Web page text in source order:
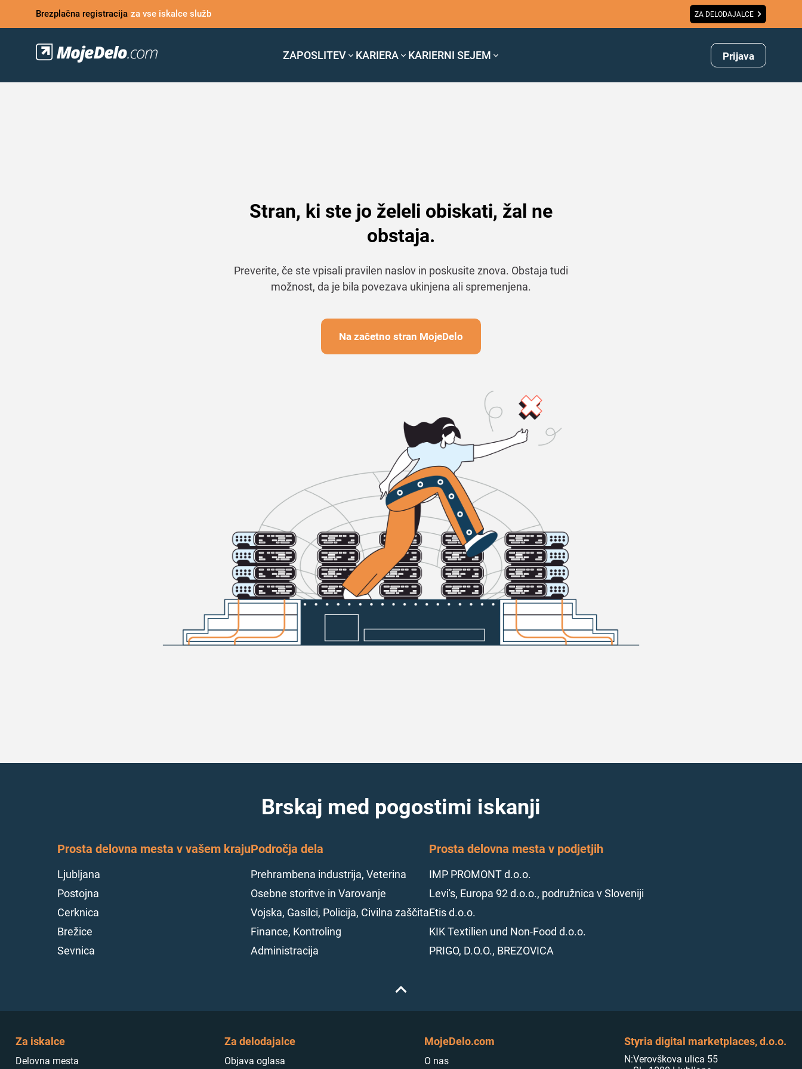
Brezplačna registracija za vse iskalce služb ZA DELODAJALCE
ZAPOSLITEV KARIERA KARIERNI SEJEM Prijava
Stran, ki ste jo želeli obiskati, žal ne
obstaja.
Preverite, če ste vpisali pravilen naslov in poskusite znova. Obstaja tudi
možnost, da je bila povezava ukinjena ali spremenjena.
Na začetno stran MojeDelo
Brskaj med pogostimi iskanji
Prosta delovna mesta v vašem kraju
Ljubljana
Postojna
Cerknica
Brežice
Sevnica
Področja dela
Prehrambena industrija, Veterina
Osebne storitve in Varovanje
Vojska, Gasilci, Policija, Civilna zaščita
Finance, Kontroling
Administracija
Prosta delovna mesta v podjetjih
IMP PROMONT d.o.o.
Levi's, Europa 92 d.o.o., podružnica v Sloveniji
Etis d.o.o.
KIK Textilien und Non-Food d.o.o.
PRIGO, D.O.O., BREZOVICA
Za iskalce
Delovna mesta
Za delodajalce
Objava oglasa
MojeDelo.com
O nas
Styria digital marketplaces, d.o.o.
N:Verovškova ulica 55